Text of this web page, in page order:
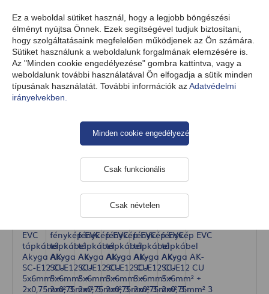
Ez a weboldal sütiket használ, hogy a legjobb böngészési
élményt nyújtsa Önnek. Ezek segítségével tudjuk biztosítani,
hogy szolgáltatásaink megfelelően működjenek az Ön számára.
Sütiket használunk a weboldalunk forgalmának elemzésére is.
Az "Minden cookie engedélyezése" gombra kattintva, vagy a
weboldalunk további használatával Ön elfogadja a sütik minden
típusának használatát. További információk azAdatvédelmi
irányelvekben.
Csak névtelen
Csak funkcionális
Minden cookie engedélyezése
HU
Termékek Elektromobilitás Elektromos Jármű Töltőkábelek
EVC tápkábel Akyga AK-SC-E12 CU
450/750V méterenként